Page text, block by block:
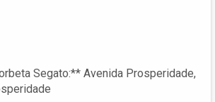
Segato:** Avenida Prosperidade,